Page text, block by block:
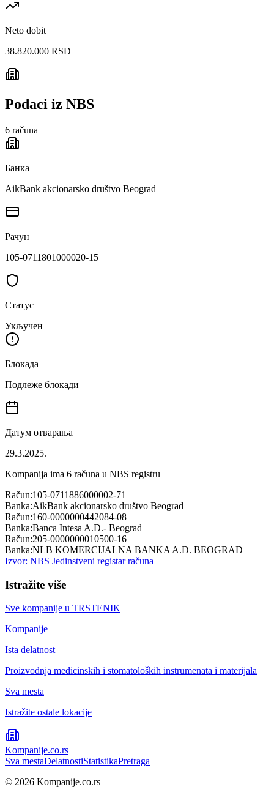
Neto dobit
38.820.000 RSD
Podaci iz NBS
6 računa
Банка
AikBank akcionarsko društvo Beograd
Рачун
105-0711801000020-15
Статус
Укључен
Блокада
Подлеже блокади
Датум отварања
29.3.2025.
Kompanija ima 6 računa u NBS registru
Račun:105-0711886000002-71
Banka:AikBank akcionarsko društvo Beograd
Račun:160-0000000442084-08
Banka:Banca Intesa A.D.- Beograd
Račun:205-0000000010500-16
Banka:NLB KOMERCIJALNA BANKA A.D. BEOGRAD
Izvor: NBS Jedinstveni registar računa
Istražite više
Sve kompanije u TRSTENIK
Kompanije
Ista delatnost
Proizvodnja medicinskih i stomatoloških instrumenata i materijala
Sva mesta
Istražite ostale lokacije
Kompanije.co.rs
Sva mestaDelatnostiStatistikaPretraga
© 2026 Kompanije.co.rs